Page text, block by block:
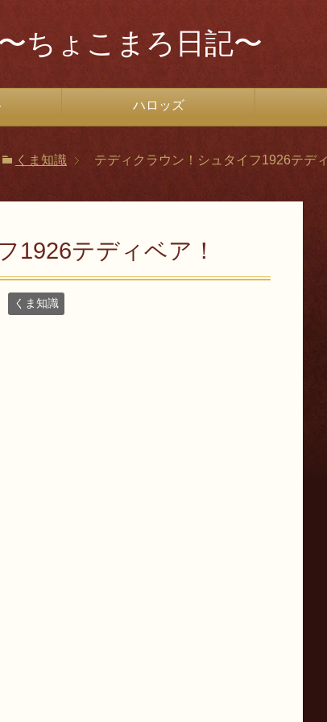
ちょこまろ日記〜
ハロッズ
くま知識 テディクラウン！シュタイフ1926テデ
1926テディベア！
くま知識